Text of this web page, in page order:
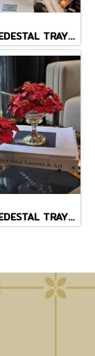
CRYSTAL PEDESTAL TRAY WITH LOTUS
CRYSTAL PEDESTAL TRAY WITH HIBISCUS